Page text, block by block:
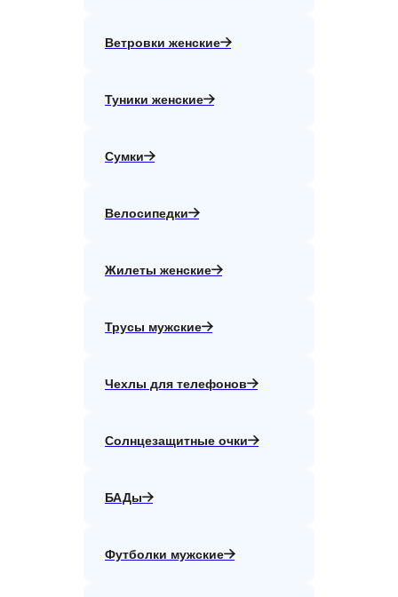
Ветровки женские
Туники женские
Сумки
Велосипедки
Жилеты женские
Трусы мужские
Чехлы для телефонов
Солнцезащитные очки
БАДы
Футболки мужские